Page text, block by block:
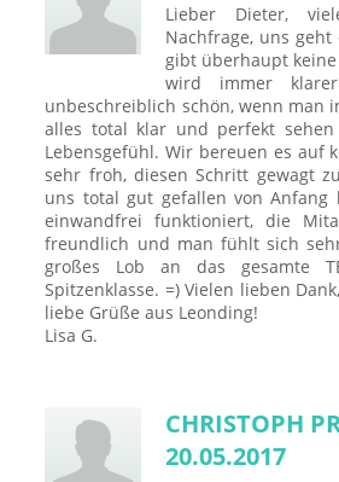
Lieber Dieter,
Nachfrage, uns
gibt überhaupt
wird immer
unbeschreiblich schön, wenn man
alles total klar und perfekt
Lebensgefühl. Wir bereuen es auf
sehr froh, diesen Schritt gewagt
uns total gut gefallen von Anfang
einwandfrei funktioniert, die
freundlich und man fühlt sich
großes Lob an das gesamte
Spitzenklasse. =) Vielen lieben
liebe Grüße aus Leonding!
Lisa G.
CHRISTOPH
20.05.2017